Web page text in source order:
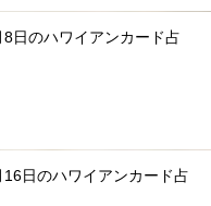
日のハワイアンカード占
日のハワイアンカード占